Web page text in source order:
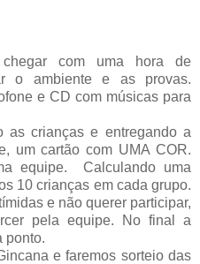
com uma hora de
o ambiente e as provas.
e CD com músicas para
as crianças e entregando a
um cartão com UMA COR.
equipe. Calculando uma
10 crianças em cada grupo.
e não querer participar,
pela equipe. No final a
ponto.
e faremos sorteio das